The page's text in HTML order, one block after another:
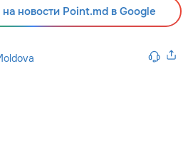
новости Point.md в Google